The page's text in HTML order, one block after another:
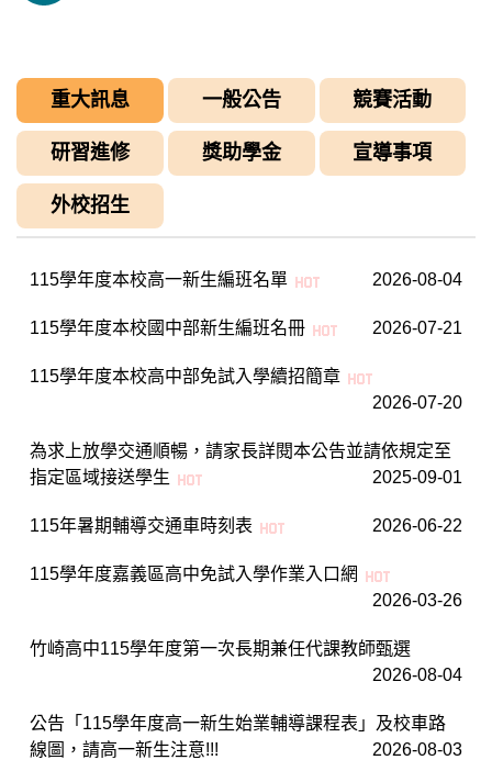
重大訊息 一般公告 競賽活動
研習進修 獎助學金 宣導事項
外校招生
115學年度本校高一新生編班名單 2026-08-04
115學年度本校國中部新生編班名冊 2026-07-21
115學年度本校高中部免試入學續招簡章
2026-07-20
為求上放學交通順暢，請家長詳閱本公告並請依規定至
指定區域接送學生
2025-09-01
115年暑期輔導交通車時刻表 2026-06-22
115學年度嘉義區高中免試入學作業入口網
2026-03-26
竹崎高中115學年度第一次長期兼任代課教師甄選
2026-08-04
公告「115學年度高一新生始業輔導課程表」及校車路
線圖，請高一新生注意!!!
2026-08-03